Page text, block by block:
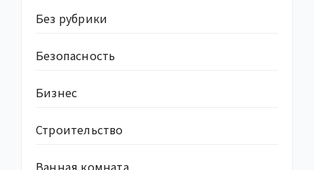
Без рубрики
Безопасность
Бизнес
Строительство
Ванная комната